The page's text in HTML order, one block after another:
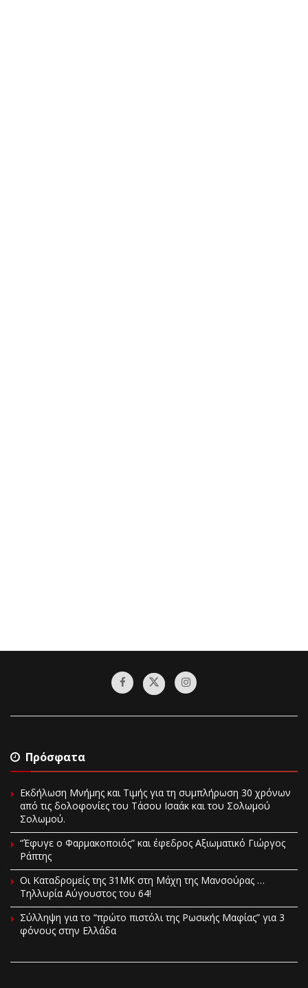
Πρόσφατα
Εκδήλωση Μνήμης και Τιμής για τη συμπλήρωση 30 χρόνων
από τις δολοφονίες του Τάσου Ισαάκ και του Σολωμού
Σολωμού.
“Έφυγε ο Φαρμακοποιός” και έφεδρος Αξιωματικό Γιώργος
Ράπτης
Οι Καταδρομείς της 31ΜΚ στη Mάχη της Μανσούρας …
Τηλλυρία Αύγουστος του 64!
Σύλληψη για το “πρώτο πιστόλι της Ρωσικής Μαφίας” για 3
φόνους στην Ελλάδα